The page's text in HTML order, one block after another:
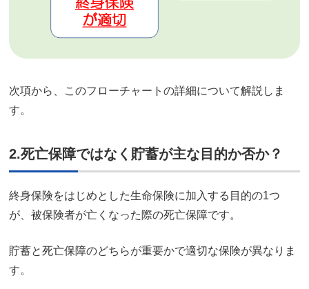
次項から、このフローチャートの詳細について解説しま
す。
2.死亡保障ではなく貯蓄が主な目的か否か？
終身保険をはじめとした生命保険に加入する目的の1つ
が、被保険者が亡くなった際の死亡保障です。
貯蓄と死亡保障のどちらが重要かで適切な保険が異なりま
す。